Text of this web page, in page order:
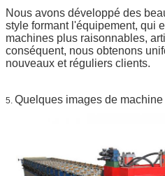
Nous avons développé des
style formant l'équipement, qui
machines plus raisonnables,
conséquent, nous obtenons
nouveaux et réguliers clients.
5. Quelques images de